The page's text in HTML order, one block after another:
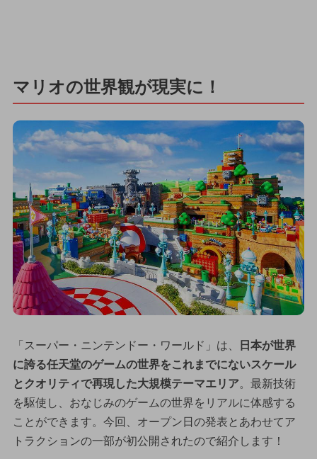
マリオの世界観が現実に！
「スーパー・ニンテンドー・ワールド」は、
日本が世界
に誇る任天堂のゲームの世界をこれまでにないスケール
とクオリティで再現した大規模テーマエリア。最新技術
を駆使し、おなじみのゲームの世界をリアルに体感する
ことができます。今回、オープン日の発表とあわせてア
トラクションの一部が初公開されたので紹介します！